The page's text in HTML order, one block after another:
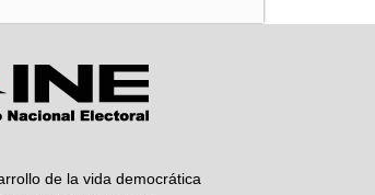
de la vida democrática